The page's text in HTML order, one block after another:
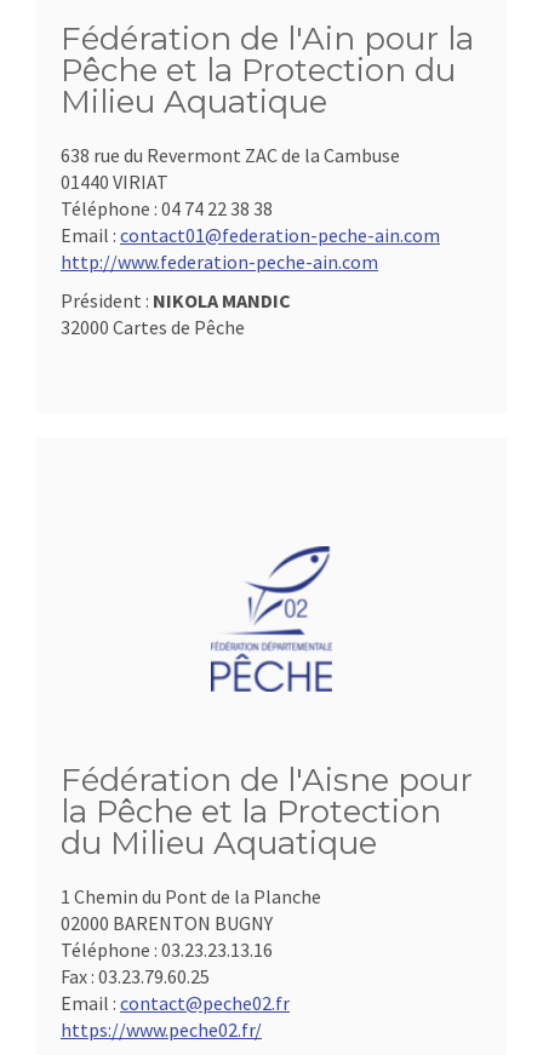
Fédération de l'Ain pour la
Pêche et la Protection du
Milieu Aquatique
638 rue du Revermont ZAC de la Cambuse
01440 VIRIAT
Téléphone : 04 74 22 38 38
Email : contact01@federation-peche-ain.com
http://www.federation-peche-ain.com
Président : NIKOLA MANDIC
32000 Cartes de Pêche
Fédération de l'Aisne pour
la Pêche et la Protection
du Milieu Aquatique
1 Chemin du Pont de la Planche
02000 BARENTON BUGNY
Téléphone : 03.23.23.13.16
Fax : 03.23.79.60.25
Email : contact@peche02.fr
https://www.peche02.fr/